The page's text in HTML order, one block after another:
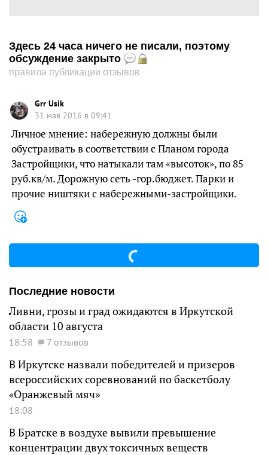
Здесь 24 часа ничего не писали, поэтому
обсуждение закрыто
правила публикации отзывов
Grr Usik
31 мая 2016 в 09:41
Личное мнение: набережную должны были
обустраивать в соответствии с Планом города
Застройщики, что натыкали там «высоток», по 85
руб.кв/м. Дорожную сеть -гор.бюджет. Парки и
прочие ништяки с набережными-застройщики.
Последние новости
Ливни, грозы и град ожидаются в Иркутской
области 10 августа
18:58 7 отзывов
В Иркутске назвали победителей и призеров
всероссийских соревнований по баскетболу
«Оранжевый мяч»
18:08
В Братске в воздухе вывили превышение
концентрации двух токсичных веществ